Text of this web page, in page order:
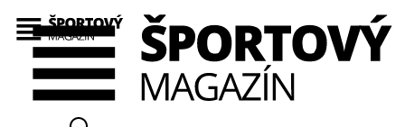
Preskočiť
na
obsah